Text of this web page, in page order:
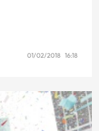
01/02/2018 16:18